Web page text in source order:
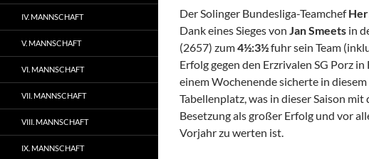
Der Solinger Bundesliga-Teamchef
Dank eines Sieges von Jan Smeets in
(2657) zum4½:3½fuhr sein Team
Erfolg gegen den Erzrivalen SG Porz
einem Wochenende sicherte in
Tabellenplatz, was in dieser Saison
Besetzung als großer Erfolg und vor
Vorjahr zu werten ist.
IV. MANNSCHAFT
V. MANNSCHAFT
VI. MANNSCHAFT
VII. MANNSCHAFT
VIII. MANNSCHAFT
IX. MANNSCHAFT